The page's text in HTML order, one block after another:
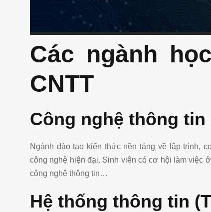
Các ngành
CNTT
Công nghệ thông tin
Ngành đào tạo kiến thức nền tảng về lập trình,
công nghệ hiện đại. Sinh viên có cơ hội làm việc
công nghệ thông tin…
Hệ thống thông tin